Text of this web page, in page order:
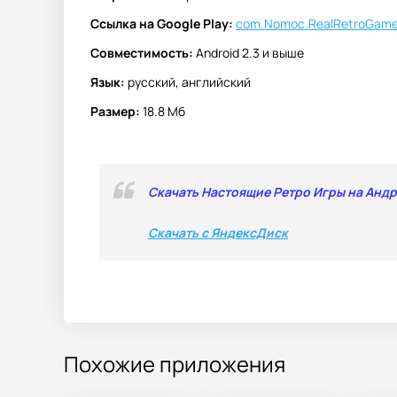
Ссылка на Google Play:
Совместимость: Android 2.3 и выше
Язык: русский, английский
Размер: 18.8 Мб
Скачать Настоящие Ретро Игры на
Скачать с ЯндексДиск
Похожие приложения